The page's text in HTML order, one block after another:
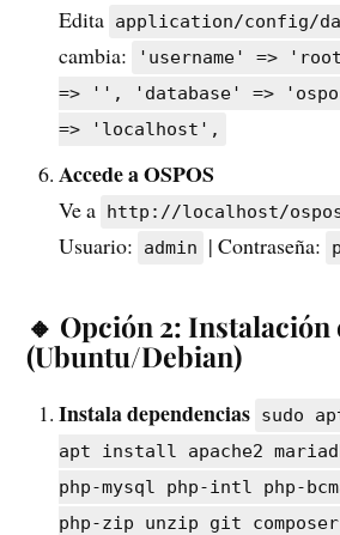
Edita application/config/
cambia:
'username' =>
=> '', 'database' =>
=> 'localhost',
Accede a OSPOS
Ve a http://localhost/
Usuario: admin | Contraseña:
🔸 Opción 2:
(Ubuntu/Debian)
Instala dependencias sudo
apt install apache2
php-mysql php-intl php-
php-zip unzip git composer